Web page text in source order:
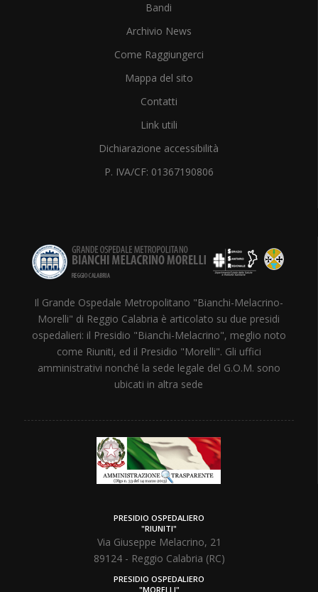
Bandi
Archivio News
Come Raggiungerci
Mappa del sito
Contatti
Link utili
Dichiarazione accessibilità
P. IVA/CF: 01367190806
Il Grande Ospedale Metropolitano "Bianchi-Melacrino-
Morelli" di Reggio Calabria è articolato su due presidi
ospedalieri: il Presidio "Bianchi-Melacrino", meglio noto
come Riuniti, ed il Presidio "Morelli". Gli uffici
amministrativi nonché la sede legale del G.O.M. sono
ubicati in altra sede
PRESIDIO OSPEDALIERO
"RIUNITI"
Via Giuseppe Melacrino, 21
89124 - Reggio Calabria (RC)
PRESIDIO OSPEDALIERO
"MORELLI"